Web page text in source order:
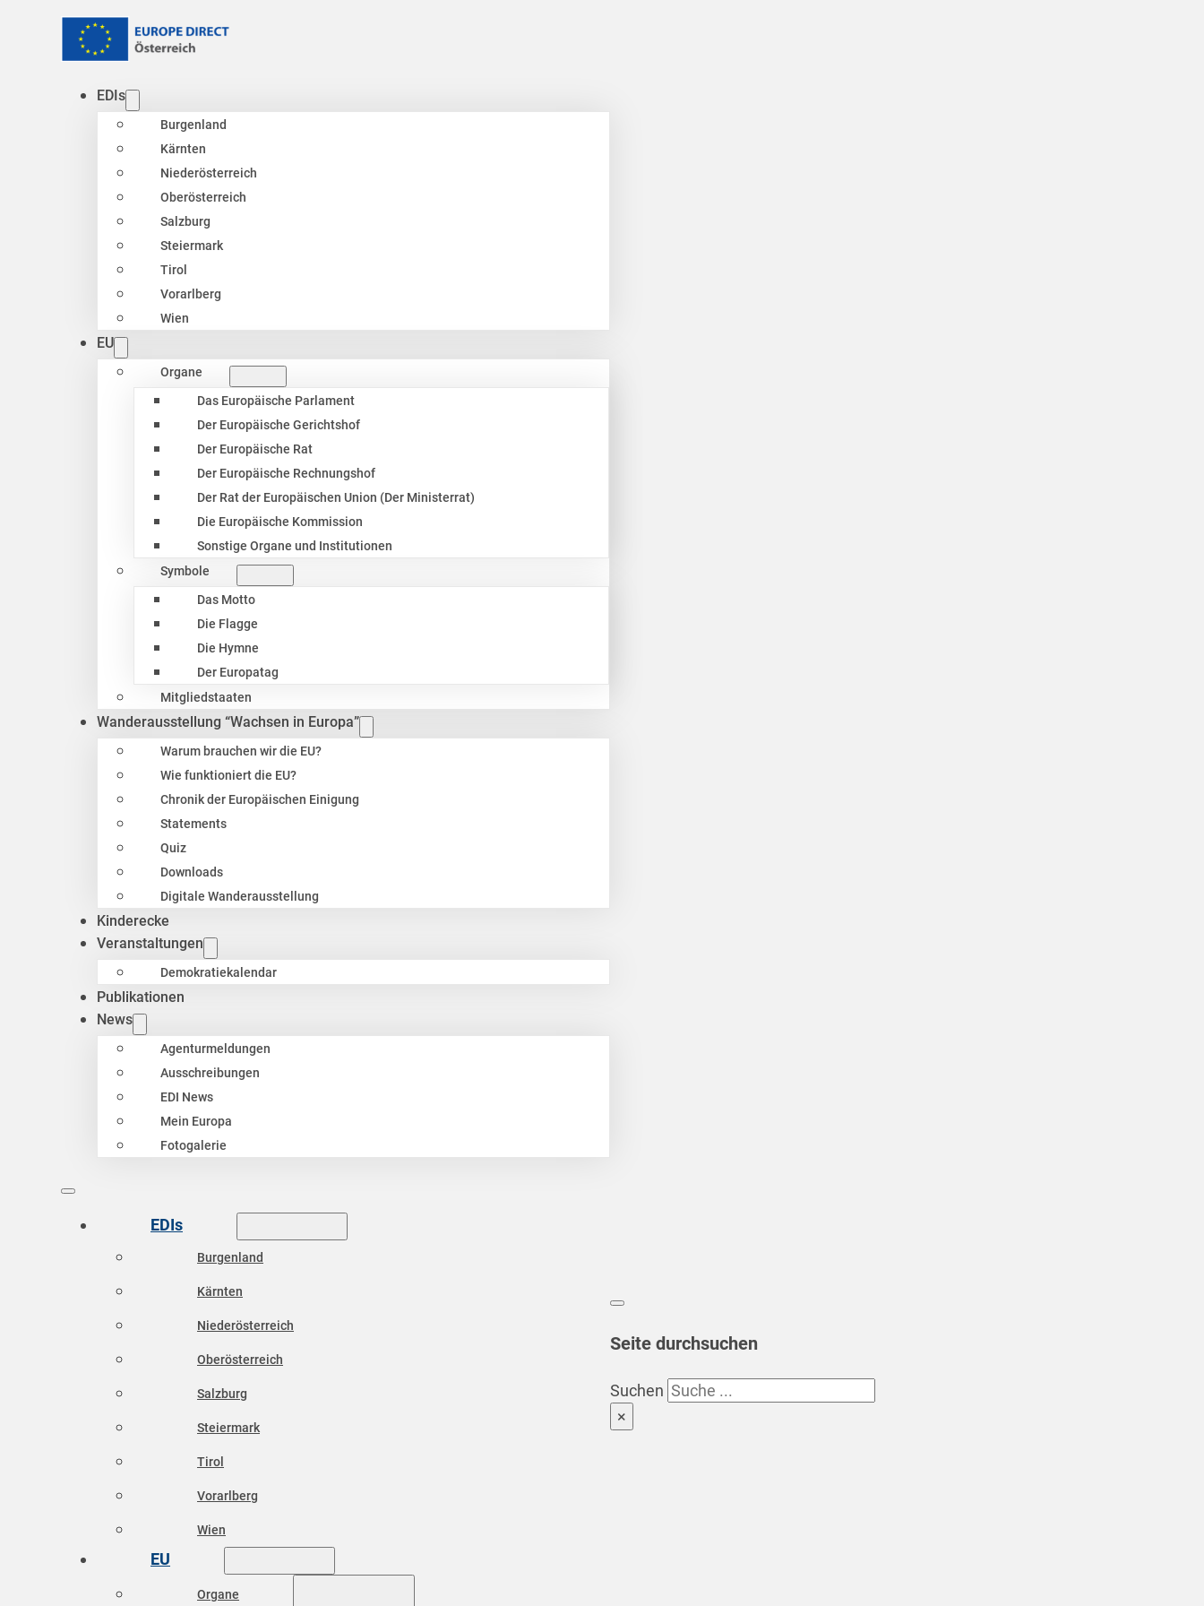
EDIs
Burgenland
Kärnten
Niederösterreich
Oberösterreich
Salzburg
Steiermark
Tirol
Vorarlberg
Wien
EU
Organe
Das Europäische Parlament
Der Europäische Gerichtshof
Der Europäische Rat
Der Europäische Rechnungshof
Der Rat der Europäischen Union (Der Ministerrat)
Die Europäische Kommission
Sonstige Organe und Institutionen
Symbole
Das Motto
Die Flagge
Die Hymne
Der Europatag
Mitgliedstaaten
Wanderausstellung “Wachsen in Europa”
Warum brauchen wir die EU?
Wie funktioniert die EU?
Chronik der Europäischen Einigung
Statements
Quiz
Downloads
Digitale Wanderausstellung
Kinderecke
Veranstaltungen
Demokratiekalendar
Publikationen
News
Agenturmeldungen
Ausschreibungen
EDI News
Mein Europa
Fotogalerie
EDIs
Burgenland
Kärnten
Niederösterreich
Oberösterreich
Salzburg
Steiermark
Tirol
Vorarlberg
Wien
EU
Organe
Seite durchsuchen
Suchen
×